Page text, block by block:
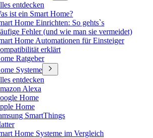
entdecken
ist ein Smart Home?
Home Einrichten: So gehts`s
Fehler (und wie man sie vermeidet)
Home Automationen für Einsteiger
erklärt
Ratgeber
Systeme
entdecken
Alexa
Home
Home
SmartThings
Home Systeme im Vergleich